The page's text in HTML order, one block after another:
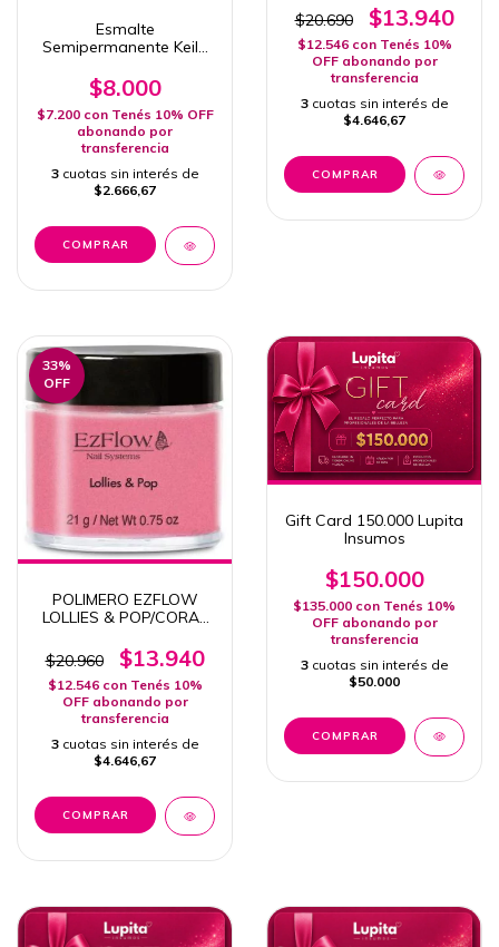
Esmalte
Semipermanente Keila
$8.000
$7.200 con Tenés 10% OFF
abonando por
transferencia
3 cuotas sin interés de
$2.666,67
COLECCION SPLASH
RIOT
$20.690 $13.940
$12.546 con Tenés 10%
OFF abonando por
transferencia
3 cuotas sin interés de
$4.646,67
33%
OFF
POLIMERO EZFLOW
LOLLIES & POP/CORAL
$20.960
$13.940
$12.546 con Tenés 10%
OFF abonando por
transferencia
3 cuotas sin interés de
$4.646,67
Gift Card 150.000 Lupita
Insumos
$150.000
$135.000 con Tenés 10%
OFF abonando por
transferencia
3 cuotas sin interés de
$50.000